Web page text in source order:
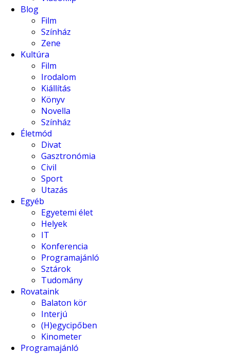
Blog
Film
Színház
Zene
Kultúra
Film
Irodalom
Kiállítás
Könyv
Novella
Színház
Életmód
Divat
Gasztronómia
Civil
Sport
Utazás
Egyéb
Egyetemi élet
Helyek
IT
Konferencia
Programajánló
Sztárok
Tudomány
Rovataink
Balaton kör
Interjú
(H)egycipőben
Kinometer
Programajánló